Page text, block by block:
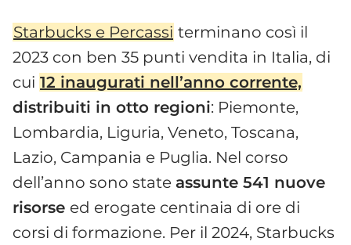
Starbucks e Percassi terminano così il
2023 con ben 35 punti vendita in Italia, di
cui 12 inaugurati nell’anno corrente,
distribuiti in otto regioni: Piemonte,
Lombardia, Liguria, Veneto, Toscana,
Lazio, Campania e Puglia. Nel corso
dell’anno sono state assunte 541 nuove
risorse ed erogate centinaia di ore di
corsi di formazione. Per il 2024, Starbucks